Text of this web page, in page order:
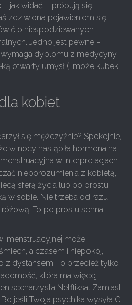
jak widać – próbują się
zdziwiona pojawieniem się
o niespodziewanych
Jedno jest pewne –
wymaga dyplomu z medycyny,
otwarty umysł (i może kubek
kobiet
się mężczyźnie? Spokojnie,
w nocy nastąpiła hormonalna
w interpretacjach
nieporozumienia z kobietą,
sferą życia lub po prostu
w sobie. Nie trzeba od razu
To po prostu senna
menstruacyjnej może
a czasem i niepokój,
z dystansem. To przecież tylko
która ma więcej
scenarzysta Netfliksa. Zamiast
jeśli Twoja psychika wysyła Ci